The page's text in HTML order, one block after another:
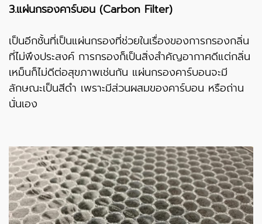
3.แผ่นกรองคาร์บอน (Carbon Filter)
เป็นอีกชั้นที่เป็นแผ่นกรองที่ช่วยในเรื่องของการกรองกลิ่น
ที่ไม่พึงประสงค์ การกรองก็เป็นสิ่งสำคัญอากาศดีแต่กลิ่น
เหม็นก็ไม่ดีต่อสุขภาพเช่นกัน แผ่นกรองคาร์บอนจะมี
ลักษณะเป็นสีดำ เพราะมีส่วนผสมของคาร์บอน หรือถ่าน
นั่นเอง